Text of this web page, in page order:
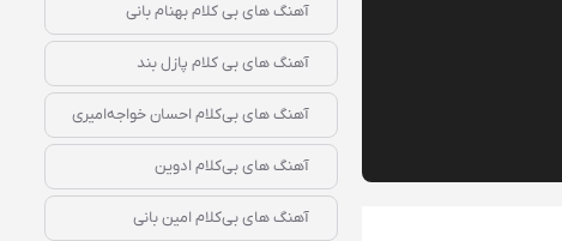
آهنگ‌ های بی‌ کلام بهنام بانی
آهنگ‌ های بی‌ کلام پازل بند
آهنگ‌ های بی‌کلام احسان خواجه‌امیری
آهنگ‌ های بی‌کلام ادوین
آهنگ‌ های بی‌کلام امین بانی